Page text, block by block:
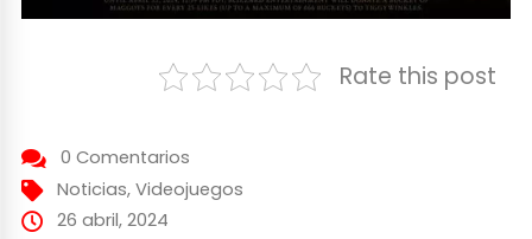
Rate this post
0 Comentarios
Noticias, Videojuegos
26 abril, 2024